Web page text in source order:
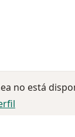
no está